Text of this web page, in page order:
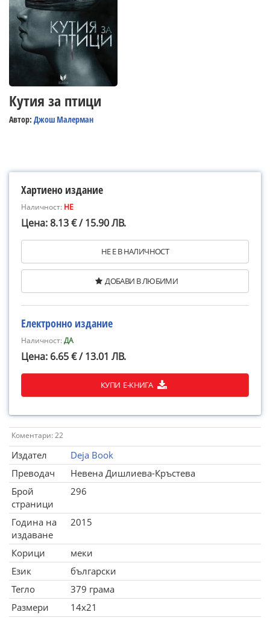
Кутия за птици
Автор: Джош Малерман
Хартиено издание
Наличност: НЕ
Цена: 8.13 € / 15.90 ЛВ.
НЕ Е В НАЛИЧНОСТ
ДОБАВИ В ЛЮБИМИ
Електронно издание
Наличност:ДА
Цена: 6.65 € / 13.01 ЛВ.
КУПИ Е-КНИГА
Коментари: 22
Издател
Deja Book
Преводач
Невена Дишлиева-Кръстева
Брой
страници
296
Година на
издаване
2015
Корици
меки
Език
български
Тегло
379 грама
Размери
14x21